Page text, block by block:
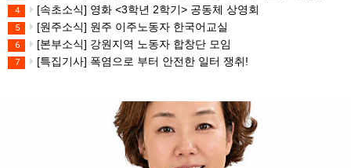
4 [속초소식] 영화 <3학년 2학기> 공동체 상영회
5 [원주소식] 원주 이주노동자 한국어교실
6 [본부소식] 강원지역 노동자 합창단 모임
7 [특집기사] 폭염으로 부터 안전한 일터 쟁취!